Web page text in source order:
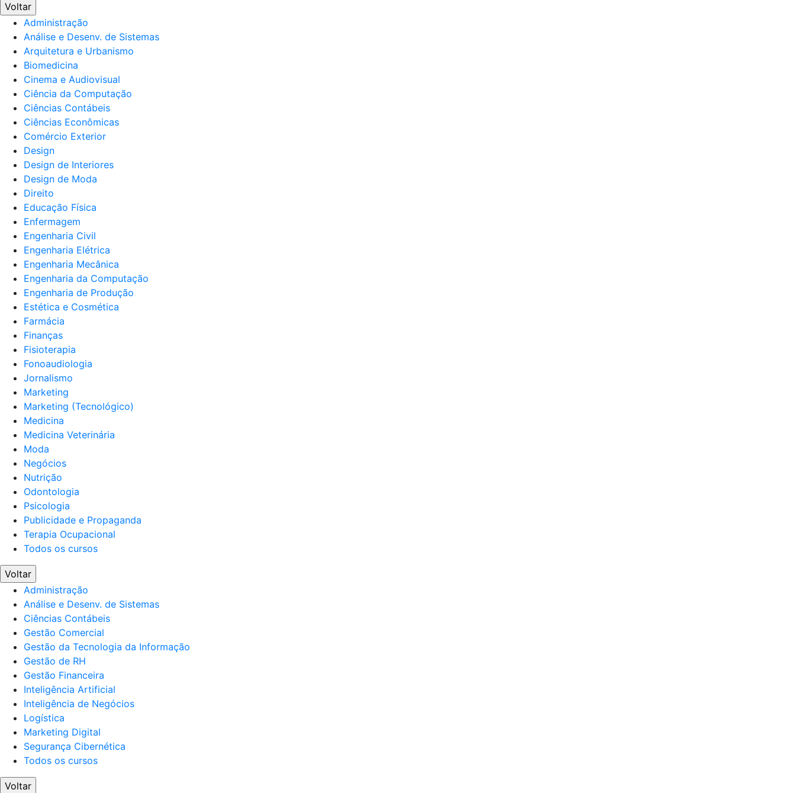
Voltar
Administração
Análise e Desenv. de Sistemas
Arquitetura e Urbanismo
Biomedicina
Cinema e Audiovisual
Ciência da Computação
Ciências Contábeis
Ciências Econômicas
Comércio Exterior
Design
Design de Interiores
Design de Moda
Direito
Educação Física
Enfermagem
Engenharia Civil
Engenharia Elétrica
Engenharia Mecânica
Engenharia da Computação
Engenharia de Produção
Estética e Cosmética
Farmácia
Finanças
Fisioterapia
Fonoaudiologia
Jornalismo
Marketing
Marketing (Tecnológico)
Medicina
Medicina Veterinária
Moda
Negócios
Nutrição
Odontologia
Psicologia
Publicidade e Propaganda
Terapia Ocupacional
Todos os cursos
Voltar
Administração
Análise e Desenv. de Sistemas
Ciências Contábeis
Gestão Comercial
Gestão da Tecnologia da Informação
Gestão de RH
Gestão Financeira
Inteligência Artificial
Inteligência de Negócios
Logística
Marketing Digital
Segurança Cibernética
Todos os cursos
Voltar